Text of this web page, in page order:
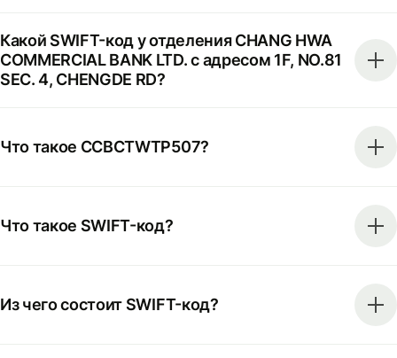
Какой SWIFT-код у отделения CHANG HWA
COMMERCIAL BANK LTD. с адресом 1F, NO.81
SEC. 4, CHENGDE RD?
Что такое CCBCTWTP507?
Что такое SWIFT-код?
Из чего состоит SWIFT-код?